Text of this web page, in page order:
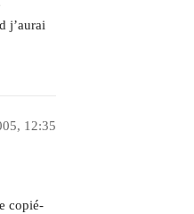
j’aurai
12:35
copié-